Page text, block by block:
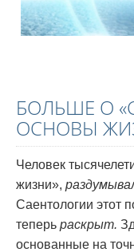
БОЛЬШЕ О
ОСНОВЫ
Человек
жизни»,
Саентологии этот
теперь раскрыт.
основанные на